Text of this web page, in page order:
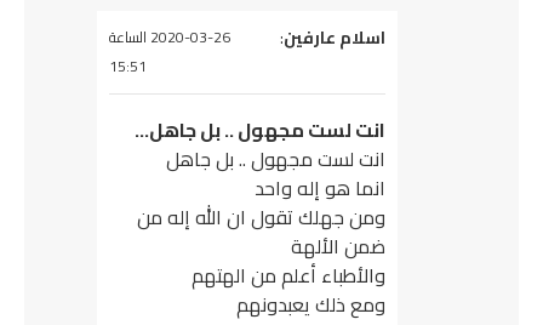
يقول
اسلام عارفين:
2020-03-26 الساعة
15:51
انت لست مجهول .. بل جاهل…
انت لست مجهول .. بل جاهل
انما هو إله واحد
ومن جهلك تقول ان الله إله من
ضمن الألهة
والأطباء أعلم من الهتهم
ومع ذلك يعبدونهم